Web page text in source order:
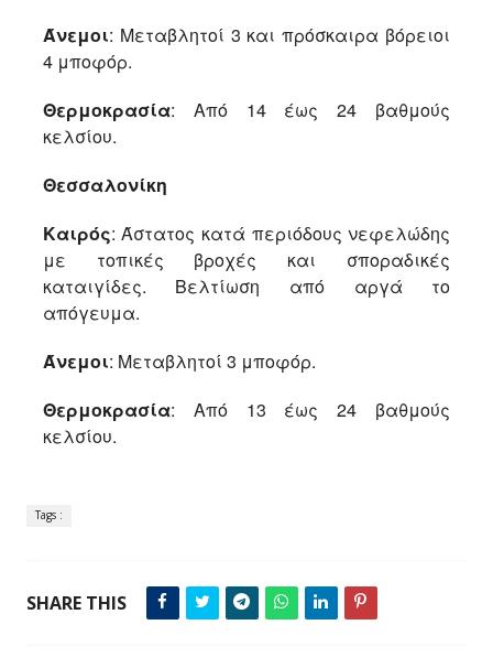
Άνεμοι: Μεταβλητοί 3 και πρόσκαιρα βόρειοι
4 μποφόρ.
Θερμοκρασία: Από 14 έως 24 βαθμούς
κελσίου.
Θεσσαλονίκη
Καιρός: Άστατος κατά περιόδους νεφελώδης
με τοπικές βροχές και σποραδικές
καταιγίδες. Βελτίωση από αργά το
απόγευμα.
Άνεμοι: Μεταβλητοί 3 μποφόρ.
Θερμοκρασία: Από 13 έως 24 βαθμούς
κελσίου.
Tags :
SHARE THIS